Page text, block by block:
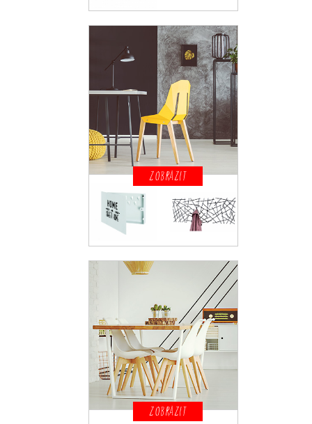
ZOBRAZIT
ZOBRAZIT